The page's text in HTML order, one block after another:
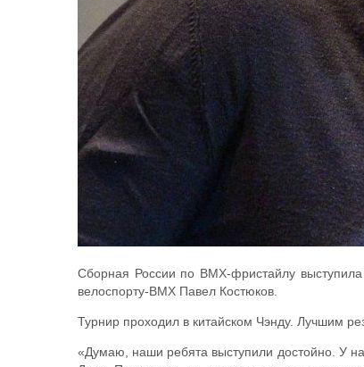
Сборная России по ВМХ-фристайлу
велоспорту-ВМХ Павел Костюков.
Турнир проходил в китайском Чэнду. Лучшим
«Думаю, наши ребята выступили достойно. У